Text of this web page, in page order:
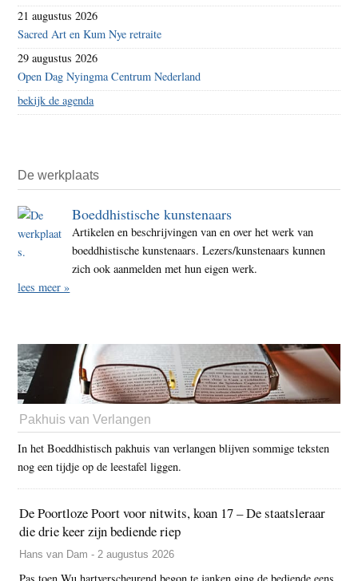
21 augustus 2026
Sacred Art en Kum Nye retraite
29 augustus 2026
Open Dag Nyingma Centrum Nederland
bekijk de agenda
De werkplaats
Boeddhistische kunstenaars
Artikelen en beschrijvingen van en over het werk van
boeddhistische kunstenaars. Lezers/kunstenaars kunnen
zich ook aanmelden met hun eigen werk.
lees meer »
Pakhuis van Verlangen
In het Boeddhistisch pakhuis van verlangen blijven sommige teksten
nog een tijdje op de leestafel liggen.
De Poortloze Poort voor nitwits, koan 17 – De staatsleraar
die drie keer zijn bediende riep
Hans van Dam - 2 augustus 2026